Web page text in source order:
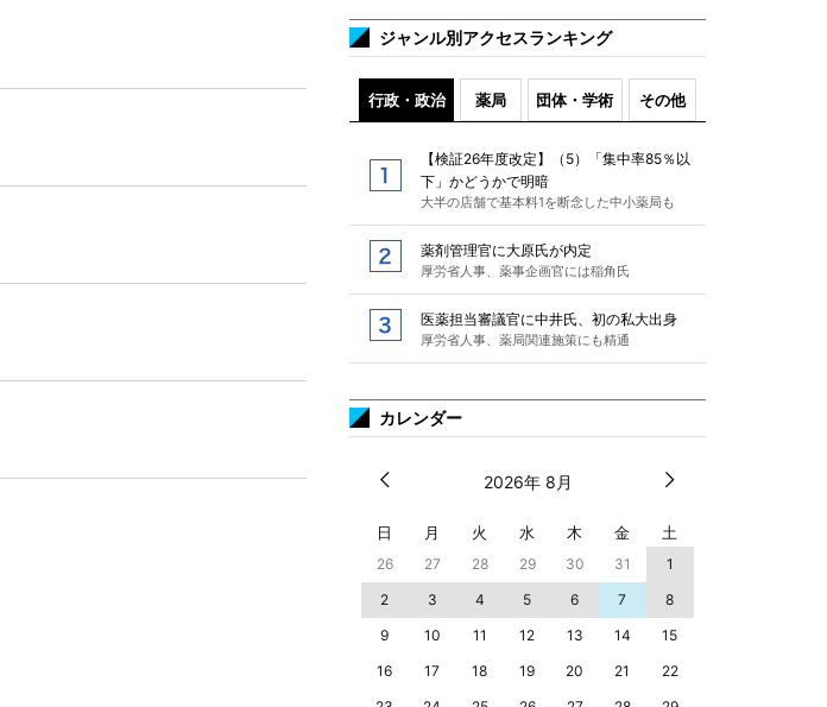
ジャンル別アクセスランキング
行政・政治 薬局 団体・学術 その他
【検証26年度改定】（5）「集中率85％以
下」かどうかで明暗
大半の店舗で基本料1を断念した中小薬局も
薬剤管理官に大原氏が内定
厚労省人事、薬事企画官には稲角氏
医薬担当審議官に中井氏、初の私大出身
厚労省人事、薬局関連施策にも精通
カレンダー
2026年 8月
日 月 火 水 木 金 土
26 27 28 29 30 31
1
2
3 4 5 6 7
8
9
10 11 12 13 14
15
16
17 18 19 20 21
22